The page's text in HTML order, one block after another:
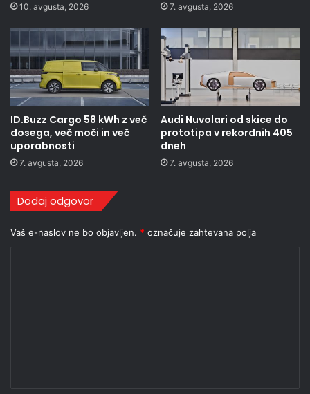
10. avgusta, 2026 7. avgusta, 2026
ID.Buzz Cargo 58 kWh z več
dosega, več moči in več
uporabnosti
7. avgusta, 2026
Audi Nuvolari od skice do
prototipa v rekordnih 405
dneh
7. avgusta, 2026
Dodaj odgovor
Vaš e-naslov ne bo objavljen. * označuje zahtevana polja